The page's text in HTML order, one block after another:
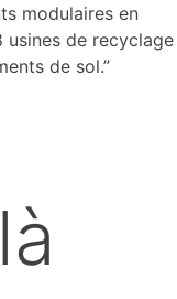
modulaires en
usines de recyclage
de sol.”